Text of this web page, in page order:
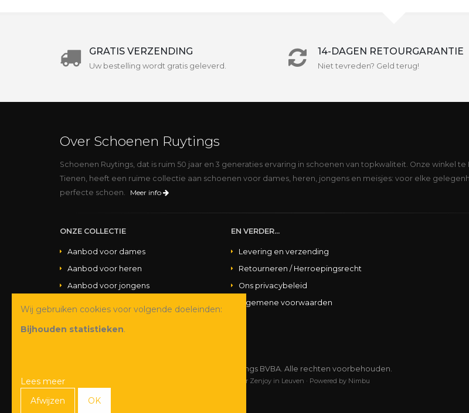
GRATIS VERZENDING
Uw bestelling wordt gratis geleverd.
14-DAGEN RETOURGARANTIE
Niet tevreden? Geld terug!
Over Schoenen Ruytings
Schoenen Ruytings, dat is ruim 50 jaar en 3 generaties ervaring in schoenen van topkwaliteit. Onze winkel te
Tienen, heeft een ruime collectie aan schoenen voor dames, heren, jongens en meisjes: voor elke
perfecte schoen.
Meer info
ONZE COLLECTIE
Aanbod voor dames
Aanbod voor heren
Aanbod voor jongens
EN VERDER...
Levering en verzending
Retourneren / Herroepingsrecht
Ons privacybeleid
Algemene voorwaarden
© Copyright 2026 Schoenen Ruytings BVBA. Alle rechten voorbehouden.
door Zenjoy in Leuven · Powered by Nimbu
Wij gebruiken cookies voor volgende doeleinden:
Bijhouden statistieken.
Lees meer
Afwijzen
OK